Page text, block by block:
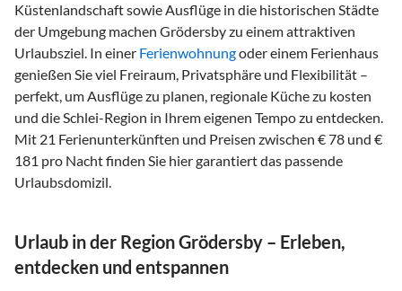
Küstenlandschaft sowie Ausflüge in die historischen Städte
der Umgebung machen Grödersby zu einem attraktiven
Urlaubsziel. In einer Ferienwohnungoder einem Ferienhaus
genießen Sie viel Freiraum, Privatsphäre und Flexibilität –
perfekt, um Ausflüge zu planen, regionale Küche zu kosten
und die Schlei-Region in Ihrem eigenen Tempo zu entdecken.
Mit 21 Ferienunterkünften und Preisen zwischen € 78 und €
181 pro Nacht finden Sie hier garantiert das passende
Urlaubsdomizil.
Urlaub in der Region Grödersby – Erleben,
entdecken und entspannen